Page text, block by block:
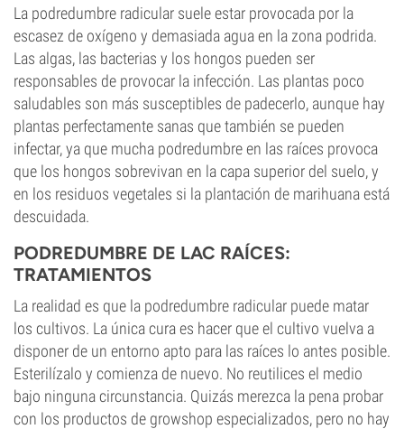
La podredumbre radicular suele estar provocada por la
escasez de oxígeno y demasiada agua en la zona podrida.
Las algas, las bacterias y los hongos pueden ser
responsables de provocar la infección. Las plantas poco
saludables son más susceptibles de padecerlo, aunque hay
plantas perfectamente sanas que también se pueden
infectar, ya que mucha podredumbre en las raíces provoca
que los hongos sobrevivan en la capa superior del suelo, y
en los residuos vegetales si la plantación de marihuana está
descuidada.
PODREDUMBRE DE LAC RAÍCES:
TRATAMIENTOS
La realidad es que la podredumbre radicular puede matar
los cultivos. La única cura es hacer que el cultivo vuelva a
disponer de un entorno apto para las raíces lo antes posible.
Esterilízalo y comienza de nuevo. No reutilices el medio
bajo ninguna circunstancia. Quizás merezca la pena probar
con los productos de growshop especializados, pero no hay